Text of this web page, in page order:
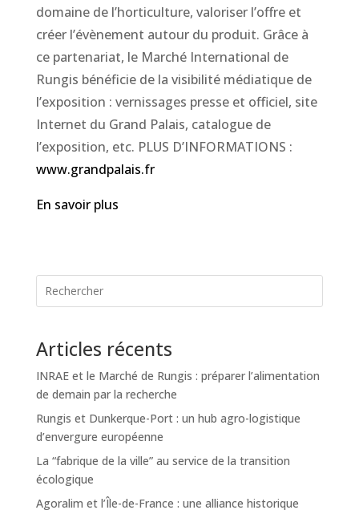
domaine de l’horticulture, valoriser l’offre et
créer l’évènement autour du produit. Grâce à
ce partenariat, le Marché International de
Rungis bénéficie de la visibilité médiatique de
l’exposition : vernissages presse et officiel, site
Internet du Grand Palais, catalogue de
l’exposition, etc. PLUS D’INFORMATIONS :
www.grandpalais.fr
En savoir plus
Articles récents
INRAE et le Marché de Rungis : préparer l’alimentation
de demain par la recherche
Rungis et Dunkerque-Port : un hub agro-logistique
d’envergure européenne
La “fabrique de la ville” au service de la transition
écologique
Agoralim et l’Île-de-France : une alliance historique